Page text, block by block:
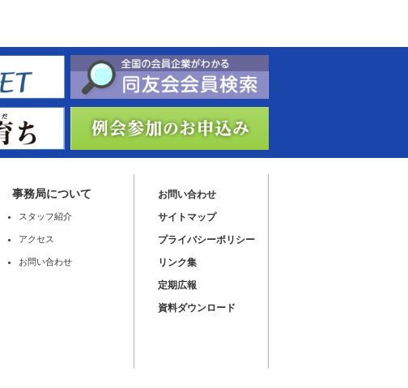
事務局について
スタッフ紹介
アクセス
お問い合わせ
お問い合わせ
サイトマップ
プライバシーポリシー
リンク集
定期広報
資料ダウンロード